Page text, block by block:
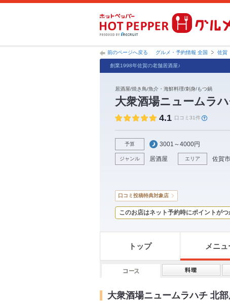
前のページへ戻る グルメ・予約情報 全国 佐賀
創業1998年佐賀の老舗居酒屋♪
居酒屋/焼き鳥/魚介・海鮮料理/刺身/もつ鍋
大衆酒場ニュームラ
4.1 口コミ31件
予算 3001～4000円
ジャンル 居酒屋 エリア 佐賀
口コミ投稿特典対象店
このお店はネット予約時にポイントが
トップ メニュ
大衆酒場ニュームラハチ 北